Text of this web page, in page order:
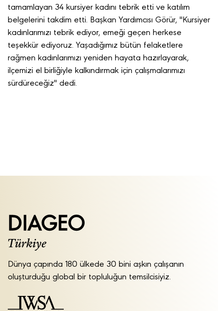
tamamlayan 34 kursiyer kadını tebrik etti ve katılım
belgelerini takdim etti. Başkan Yardımcısı Görür, "Kursiyer
kadınlarımızı tebrik ediyor, emeği geçen herkese
teşekkür ediyoruz. Yaşadığımız bütün felaketlere
rağmen kadınlarımızı yeniden hayata hazırlayarak,
ilçemizi el birliğiyle kalkındırmak için çalışmalarımızı
sürdüreceğiz" dedi.
Dünya çapında 180 ülkede 30 bini aşkın çalışanın
oluşturduğu global bir topluluğun temsilcisiyiz.